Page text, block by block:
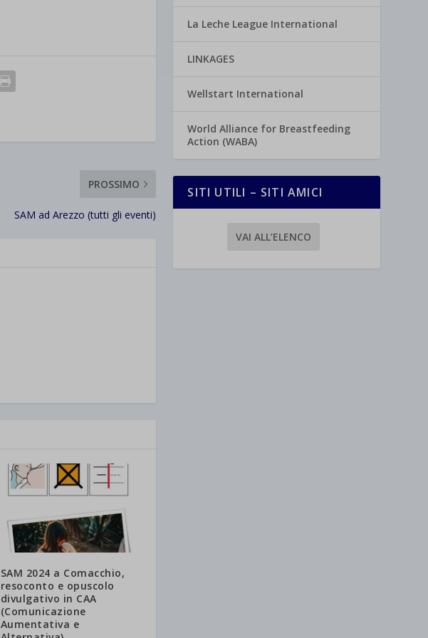
PROSSIMO
SAM ad Arezzo (tutti gli eventi)
SAM 2024 a Comacchio,
resoconto e opuscolo
divulgativo in CAA
(Comunicazione
Aumentativa e
La Leche League International
LINKAGES
Wellstart International
World Alliance for Breastfeeding
Action (WABA)
SITI UTILI – SITI AMICI
VAI ALL’ELENCO